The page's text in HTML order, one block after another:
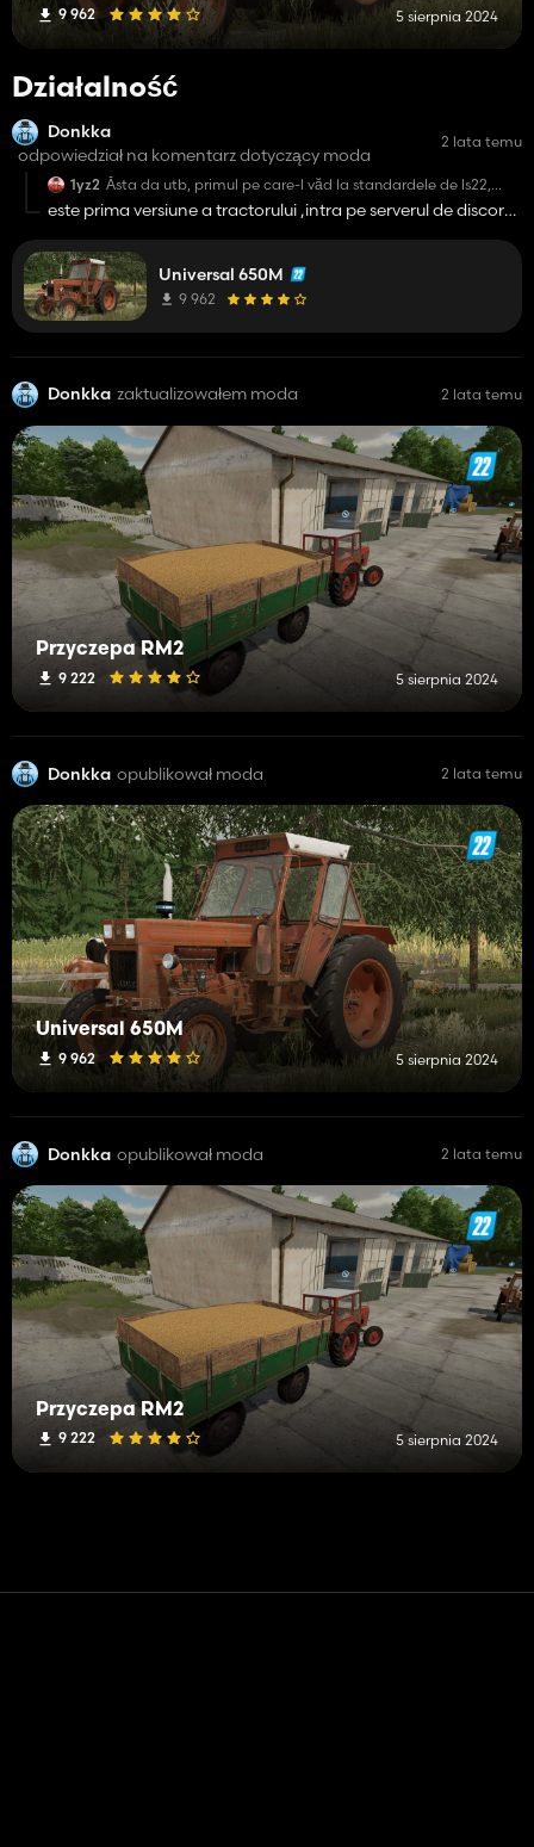
9 962 5 sierpnia 2024
Działalność
Donkka
odpowiedział na komentarz dotyczący moda
2 lata temu
1yz2 Ăsta da utb, primul pe care-l văd la standardele de ls22,
dacă am putea avea luminile galbene inloc de albe, oricum
și fără interactive și animații este perfect, ar mai putea fi
👏
este prima versiune a tractorului ,intra pe serverul de discord
Universal 650M
9 962
Donkka zaktualizowałem moda 2 lata temu
Przyczepa RM2
9 222 5 sierpnia 2024
Donkka opublikował moda 2 lata temu
Universal 650M
9 962 5 sierpnia 2024
Donkka opublikował moda 2 lata temu
Przyczepa RM2
9 222 5 sierpnia 2024